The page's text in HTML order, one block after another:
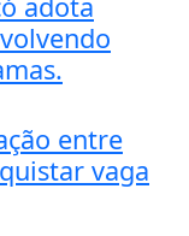
entre
vaga